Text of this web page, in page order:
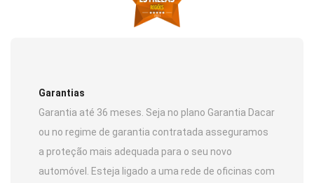
Garantias
Garantia até 36 meses. Seja no plano Garantia Dacar
ou no regime de garantia contratada asseguramos
a proteção mais adequada para o seu novo
automóvel. Esteja ligado a uma rede de oficinas com